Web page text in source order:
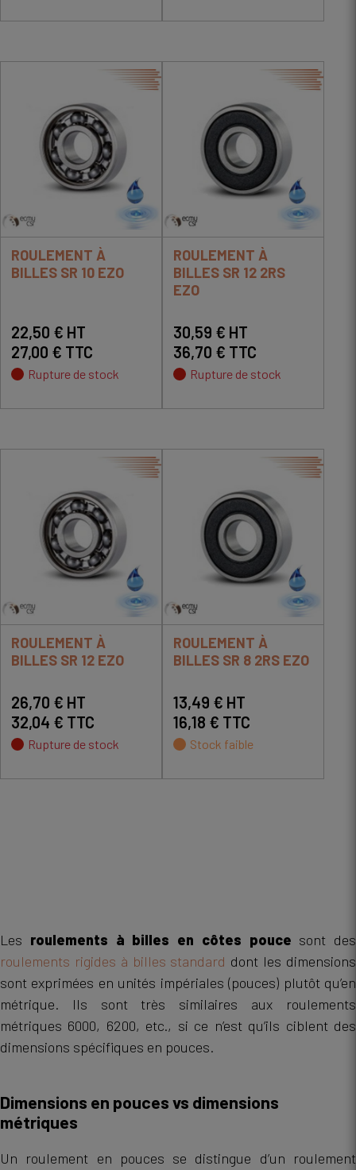
ROULEMENT À
BILLES SR 10 EZO
22,50 € HT
27,00 € TTC
Rupture de stock
ROULEMENT À
BILLES SR 12 2RS
EZO
30,59 € HT
36,70 € TTC
Rupture de stock
ROULEMENT À
BILLES SR 12 EZO
26,70 € HT
32,04 € TTC
Rupture de stock
ROULEMENT À
BILLES SR 8 2RS EZO
13,49 € HT
16,18 € TTC
Stock faible
Les roulements à billes en côtes pouce sont des
roulements rigides à billes standard dont les dimensions
sont exprimées en unités impériales (pouces) plutôt qu’en
métrique. Ils sont très similaires aux roulements
métriques 6000, 6200, etc., si ce n’est qu’ils ciblent des
dimensions spécifiques en pouces.
Dimensions en pouces vs dimensions
métriques
Un roulement en pouces se distingue d’un roulement